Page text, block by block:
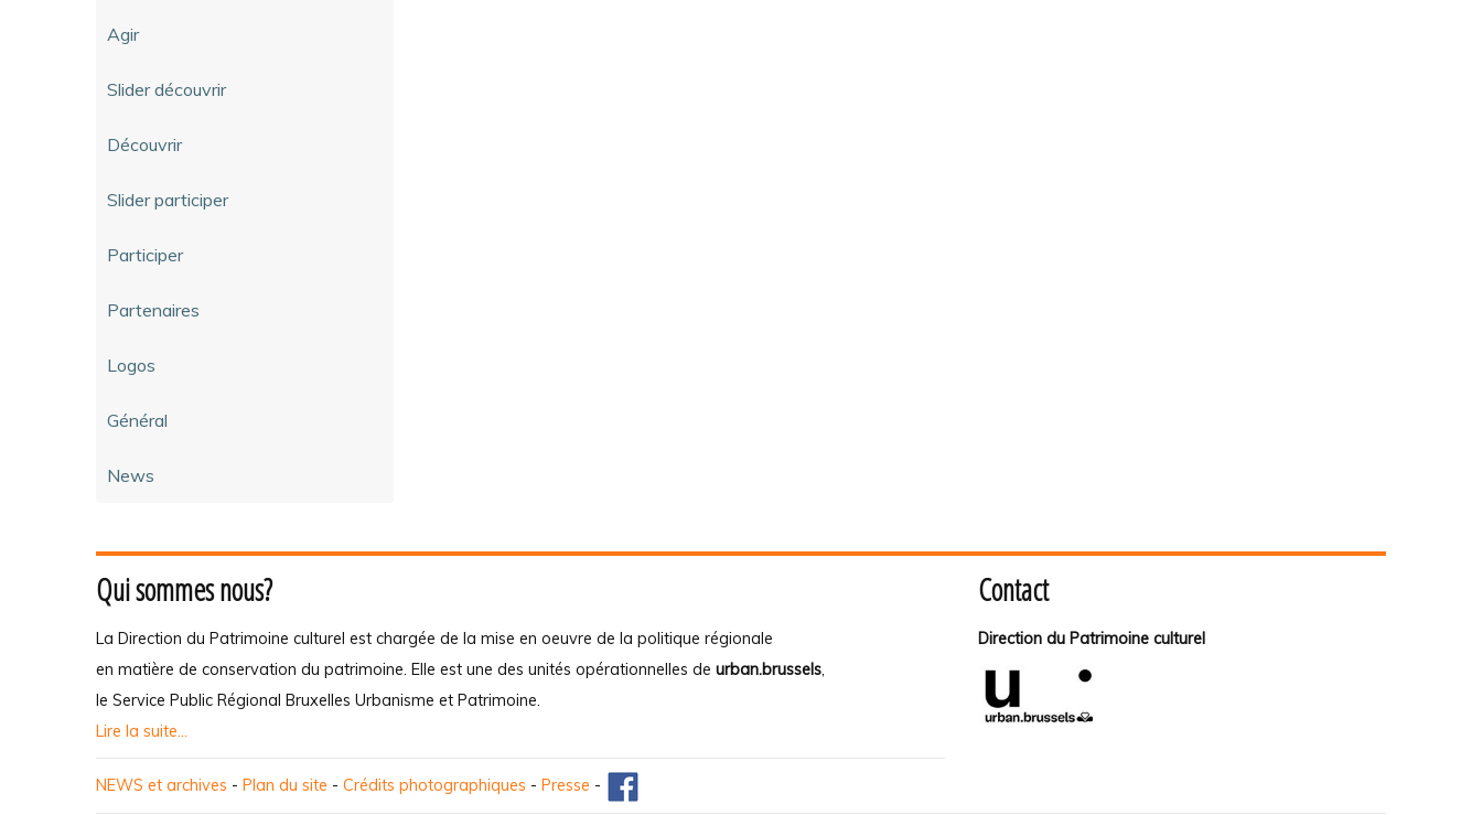
Agir
Slider découvrir
Découvrir
Slider participer
Participer
Partenaires
Logos
Général
News
Qui sommes nous?
La Direction du Patrimoine culturel est chargée de la mise en oeuvre de la politique régionale
en matière de conservation du patrimoine. Elle est une des unités opérationnelles de urban.brussels,
le Service Public Régional Bruxelles Urbanisme et Patrimoine.
Lire la suite...
Contact
Direction du Patrimoine culturel
NEWS et archives - Plan du site - Crédits photographiques - Presse -